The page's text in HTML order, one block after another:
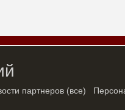
партнеров (все)